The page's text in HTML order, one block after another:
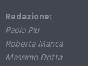
Redazione:
Paolo Piu
Roberta Manca
Massimo Dotta